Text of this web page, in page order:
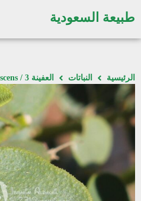
طبيعة السعودية
الرئيسية النباتات العفينة 3 / cleome glaucescens